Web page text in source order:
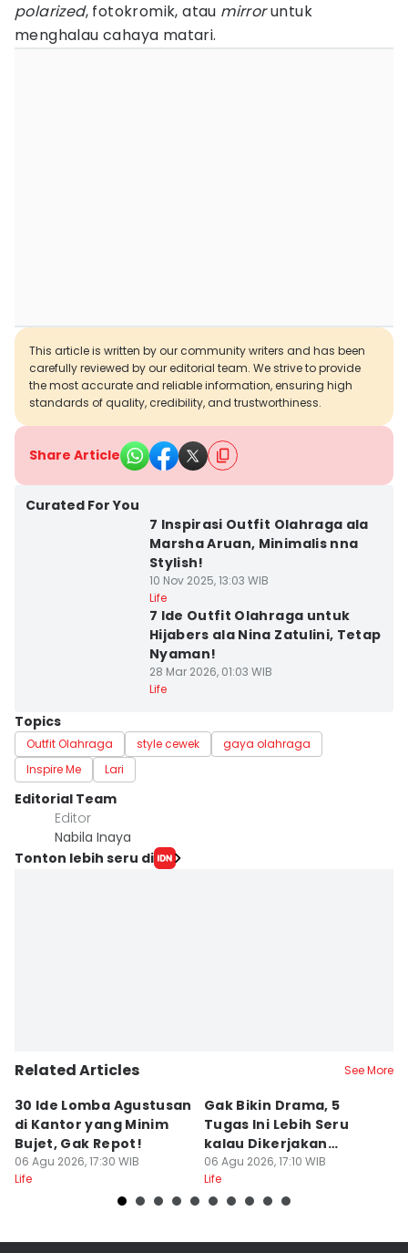
polarized, fotokromik, atau mirroruntuk
menghalau cahaya matari.
This article is written by our community writers and has been
carefully reviewed by our editorial team. We strive to provide
the most accurate and reliable information, ensuring high
standards of quality, credibility, and trustworthiness.
Share Article
Curated For You
7 Inspirasi Outfit Olahraga ala
Marsha Aruan, Minimalis nna
Stylish!
10 Nov 2025, 13:03 WIB
Life
7 Ide Outfit Olahraga untuk
Hijabers ala Nina Zatulini, Tetap
Nyaman!
28 Mar 2026, 01:03 WIB
Life
Topics
Outfit Olahraga style cewek
gaya olahraga
Inspire Me
Lari
Editorial Team
Editor
Nabila Inaya
Tonton lebih seru di
Related Articles See More
30 Ide Lomba Agustusan
di Kantor yang Minim
Bujet, Gak Repot!
06 Agu 2026, 17:30 WIB
Life
Gak Bikin Drama, 5
Tugas Ini Lebih Seru
kalau Dikerjakan
Bersama
06 Agu 2026, 17:10 WIB
Life